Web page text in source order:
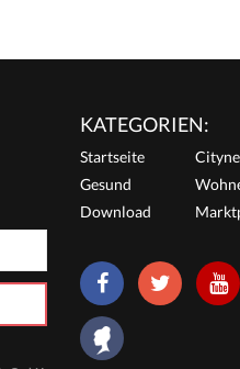
KATEGORIEN:
Startseite
Gesund
Download